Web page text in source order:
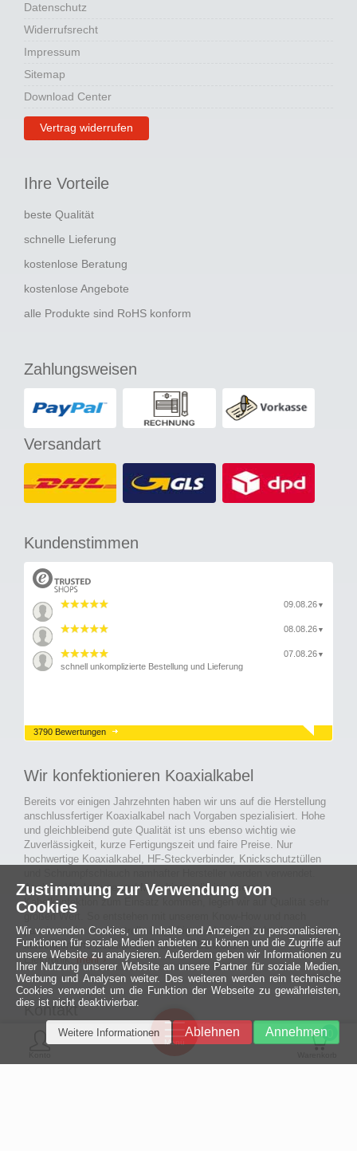
Datenschutz
Widerrufsrecht
Impressum
Sitemap
Download Center
Vertrag widerrufen
Ihre Vorteile
beste Qualität
schnelle Lieferung
kostenlose Beratung
kostenlose Angebote
alle Produkte sind RoHS konform
Zahlungsweisen
Versandart
Kundenstimmen
09.08.26 ▼
08.08.26 ▼
07.08.26 ▼
schnell unkomplizierte Bestellung und Lieferung
3790 Bewertungen
Wir konfektionieren Koaxialkabel
Bereits vor einigen Jahrzehnten haben wir uns auf die Herstellung
anschlussfertiger Koaxialkabel nach Vorgaben spezialisiert. Hohe
und gleichbleibend gute Qualität ist uns ebenso wichtig wie
Zuverlässigkeit, kurze Fertigungszeit und faire Preise. Nur
hochwertige Koaxialkabel, HF-Steckverbinder, Knickschutztüllen
Auch an Werkzeuge und Maschinen, die in unserer
Kabelkonfektion zum Einsatz kommen, legen wir auf Qualität sehr
großen Wert. So entstehen mit unserem Know-How und nach
passieren der Endkontrolle langlebige und qualitativ hochwertige
konfektionierte Koaxialkabel für viele Bereiche der
Elektronik.mehr ›
Kontakt
MCE Mauritz Electronics
0
Menü
Ein halbes
Jahrhundert
technologische
Zustimmung zur Verwendung von
Cookies
Wir verwenden Cookies, um Inhalte und Anzeigen zu personalisieren,
Funktionen für soziale Medien anbieten zu können und die Zugriffe auf
unsere Website zu analysieren. Außerdem geben wir Informationen zu
Ihrer Nutzung unserer Website an unsere Partner für soziale Medien,
Werbung und Analysen weiter. Des weiteren werden rein technische
Cookies verwendet um die Funktion der Webseite zu gewährleisten,
dies ist nicht deaktivierbar.
Annehmen
Ablehnen
Weitere Informationen